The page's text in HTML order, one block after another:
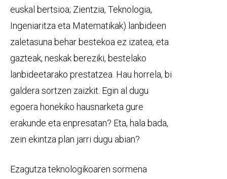
euskal bertsioa; Zientzia, Teknologia,
Ingeniaritza eta Matematikak) lanbideen
zaletasuna behar bestekoa ez izatea, eta
gazteak, neskak bereziki, bestelako
lanbideetarako prestatzea. Hau horrela, bi
galdera sortzen zaizkit. Egin al dugu
egoera honekiko hausnarketa gure
erakunde eta enpresatan? Eta, hala bada,
zein ekintza plan jarri dugu abian?
Ezagutza teknologikoaren sormena